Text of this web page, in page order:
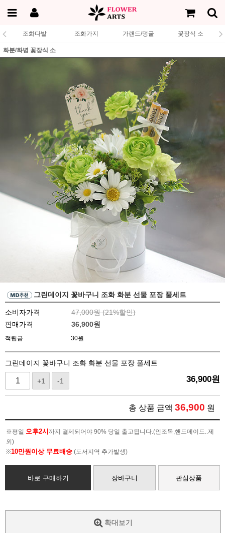
조화다발 조화가지 가랜드/덩굴 꽃장식 소
화분/화병 꽃장식 소
그린데이지 꽃바구니 조화 화분 선물 포장 풀세트
소비자가격 47,000원 (21%할인)
판매가격
36,900원
적립금 30원
그린데이지 꽃바구니 조화 화분 선물 포장 풀세트
+1 -1 36,900원
총 상품 금액 36,900 원
※평일 오후2시 까지 결제되어야 90% 당일 출고됩니다.(인조목,핸드메이드..제
외)
※10만원이상 무료배송 (도서지역 추가발생)
바로 구매하기 장바구니 관심상품
확대보기